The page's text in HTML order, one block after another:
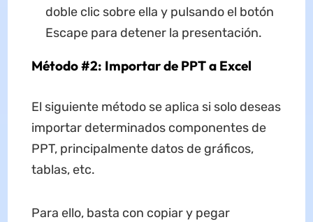
doble clic sobre ella y pulsando el botón
Escape para detener la presentación.
Método #2: Importar de PPT a Excel
El siguiente método se aplica si solo deseas
importar determinados componentes de
PPT, principalmente datos de gráficos,
tablas, etc.
Para ello, basta con copiar y pegar